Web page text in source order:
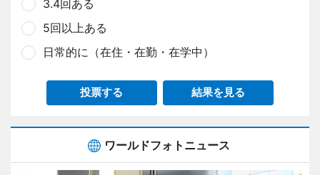
3.4回ある
5回以上ある
日常的に（在住・在勤・在学中）
投票する 結果を見る
ワールドフォトニュース